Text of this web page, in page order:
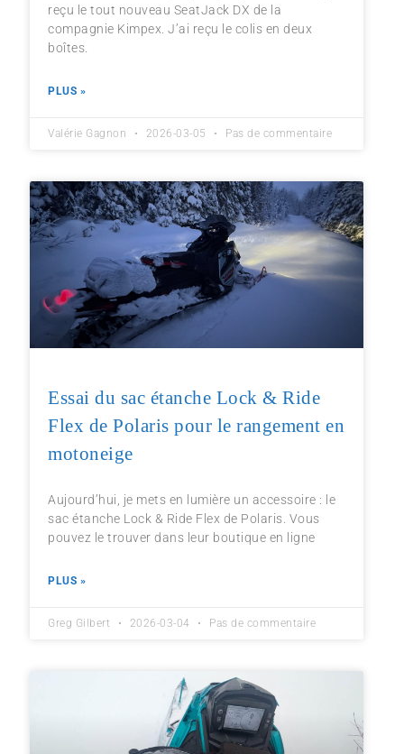
reçu le tout nouveau SeatJack DX de la
compagnie Kimpex. J’ai reçu le colis en deux
boîtes.
PLUS »
Valérie Gagnon 2026-03-05 Pas de commentaire
Essai du sac étanche Lock & Ride
Flex de Polaris pour le rangement en
motoneige
Aujourd’hui, je mets en lumière un accessoire : le
sac étanche Lock & Ride Flex de Polaris. Vous
pouvez le trouver dans leur boutique en ligne
PLUS »
Greg Gilbert 2026-03-04 Pas de commentaire